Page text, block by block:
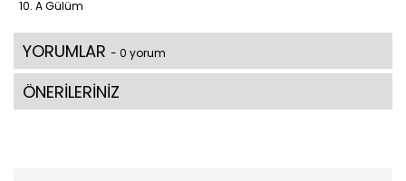
10. A Gülüm
YORUMLAR - 0 yorum
ÖNERİLERİNİZ